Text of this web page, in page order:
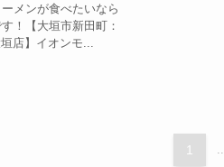
メンが食べたいなら
！【大垣市新田町：
店】イオンモ...
1